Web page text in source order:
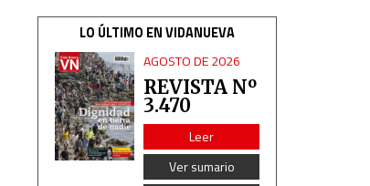
LO ÚLTIMO EN VIDANUEVA
AGOSTO DE 2026
REVISTA Nº
3.470
Leer
Ver sumario